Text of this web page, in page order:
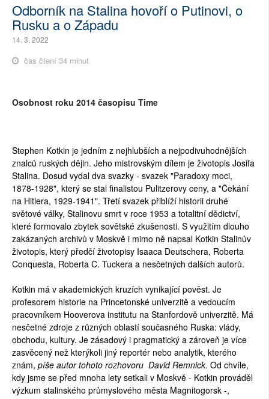
Odborník na Stalina hovoří o Putinovi, o
Rusku a o Západu
14. 3. 2022
čas čtení 34 minut
Osobnost roku 2014 časopisu Time
Stephen Kotkin je jedním z nejhlubších a nejpodivuhodnějších
znalců ruských dějin. Jeho mistrovským dílem je životopis Josifa
Stalina. Dosud vydal dva svazky - svazek "Paradoxy moci,
1878-1928", který se stal finalistou Pulitzerovy ceny, a "Čekání
na Hitlera, 1929-1941". Třetí svazek přiblíží historii druhé
světové války, Stalinovu smrt v roce 1953 a totalitní dědictví,
které formovalo zbytek sovětské zkušenosti. S využitím dlouho
zakázaných archivů v Moskvě i mimo ně napsal Kotkin Stalinův
životopis, který předčí životopisy Isaaca Deutschera, Roberta
Conquesta, Roberta C. Tuckera a nesčetných dalších autorů.
Kotkin má v akademických kruzích vynikající pověst. Je
profesorem historie na Princetonské univerzitě a vedoucím
pracovníkem Hooverova institutu na Stanfordově univerzitě. Má
nesčetné zdroje z různých oblastí současného Ruska: vlády,
obchodu, kultury. Je zásadový i pragmatický a zároveň je více
zasvěcený než kterýkoli jiný reportér nebo analytik, kterého
znám, píše autor tohoto rozhovoru David Remnick. Od chvíle,
kdy jsme se před mnoha lety setkali v Moskvě - Kotkin prováděl
výzkum stalinského průmyslového města Magnitogorsk -,